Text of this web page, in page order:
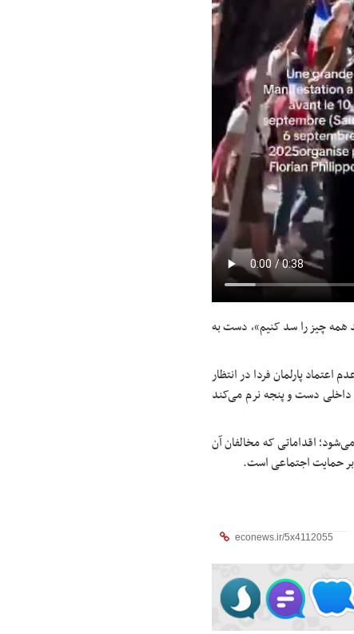
همه چیز را سد کنیم»، دست به
پارلمان فردا در انتظار
معادل ۵.۸ درصد تولید ناخالص داخلی دست و پنجه نرم می‌کند
اقداماتی که مخالفان آن
بر حمایت اجتماعی است.